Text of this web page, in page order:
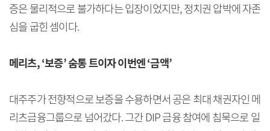
증은 물리적으로 불가하다는 입장이었지만, 정치권 압박에 자존
심을 굽힌 셈이다.
메리츠, ‘보증’ 숨통 트이자 이번엔 ‘금액’
대주주가 전향적으로 보증을 수용하면서 공은 최대 채권자인 메
리츠금융그룹으로 넘어갔다. 그간 DIP 금융 참여에 침묵으로 일